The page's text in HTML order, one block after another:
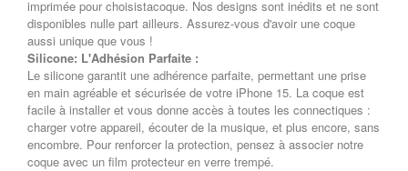
imprimée pour choisistacoque. Nos designs sont inédits et ne sont
disponibles nulle part ailleurs. Assurez-vous d'avoir une coque
aussi unique que vous !
Silicone: L'Adhésion Parfaite :
Le silicone garantit une adhérence parfaite, permettant une prise
en main agréable et sécurisée de votre iPhone 15. La coque est
facile à installer et vous donne accès à toutes les connectiques :
charger votre appareil, écouter de la musique, et plus encore, sans
encombre. Pour renforcer la protection, pensez à associer notre
coque avec un film protecteur en verre trempé.